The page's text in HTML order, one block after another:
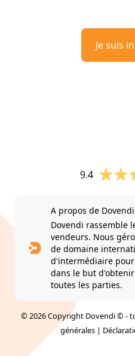
Je suis
9.4
A propos de Dovendi
Dovendi rassemble
vendeurs. Nous
de domaine
d'intermédiaire pour
dans le but
toutes les parties.
© 2026 Copyright Dovendi © -
générales |